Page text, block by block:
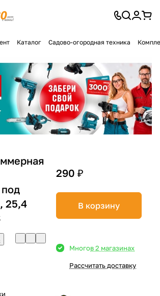
Каталог Садово-огородная техника
25,4
290 ₽
В корзину
Многов 2 магазинах
Рассчитать доставку
части
товары
сегодня только